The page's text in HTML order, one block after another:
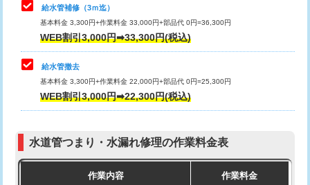
マス交換（土の掘削・埋め戻し作業）
マス交換（深さ50㎝未満）
マス交換（深さ50㎝以上）
コンクリート斫り（厚さ10㎝まで）
止水・漏水調査・防水処理・清掃・修
理・調整・分解・加工など（重作業）
33,000円
その他部品の脱着
交換・取付（タンク）
式）)
式・ワンホール）)
給水管補修（3ｍ迄）
基本料金 3,300円+作業料金 33,000円+部品代 0円=36,300円
WEB割引3,000円➡33,300円(税込)
給水管撤去
基本料金 3,300円+作業料金 22,000円+部品代 0円=25,300円
WEB割引3,000円➡22,300円(税込)
水道管つまり・水漏れ修理の作業料金表
作業内容 作業料金